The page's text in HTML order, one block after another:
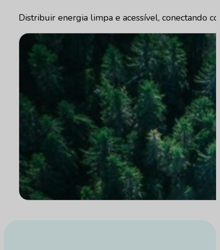
Distribuir energia limpa e acessível, conectando